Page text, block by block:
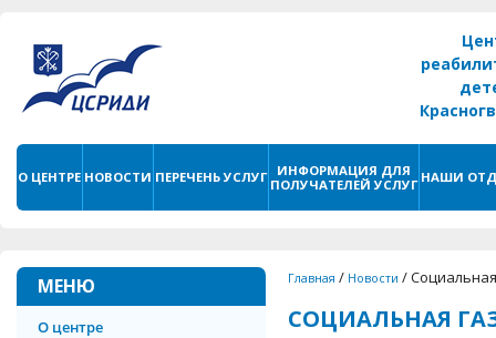
О ЦЕНТРЕ НОВОСТИ ПЕРЕЧЕНЬ УСЛУГ
ИНФОРМАЦИЯ ДЛЯ
ПОЛУЧАТЕЛЕЙ УСЛУГ НАШИ
МЕНЮ
О центре
Главная / Новости /
СОЦИАЛЬНАЯ